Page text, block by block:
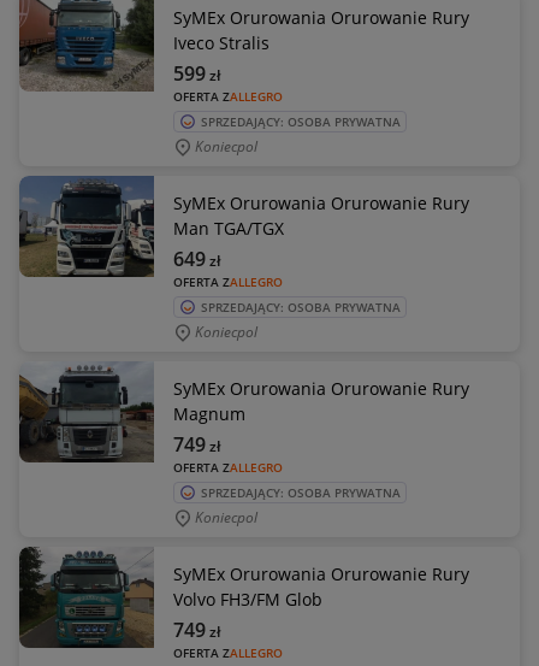
SyMEx Orurowania Orurowanie Rury
Iveco Stralis
OFERTA ZALLEGRO
599zł
SPRZEDAJĄCY: OSOBA PRYWATNA
Koniecpol
SyMEx Orurowania Orurowanie Rury
Man TGA/TGX
OFERTA ZALLEGRO
649zł
SPRZEDAJĄCY: OSOBA PRYWATNA
Koniecpol
SyMEx Orurowania Orurowanie Rury
Magnum
OFERTA ZALLEGRO
749zł
SPRZEDAJĄCY: OSOBA PRYWATNA
Koniecpol
SyMEx Orurowania Orurowanie Rury
Volvo FH3/FM Glob
OFERTA ZALLEGRO
749zł